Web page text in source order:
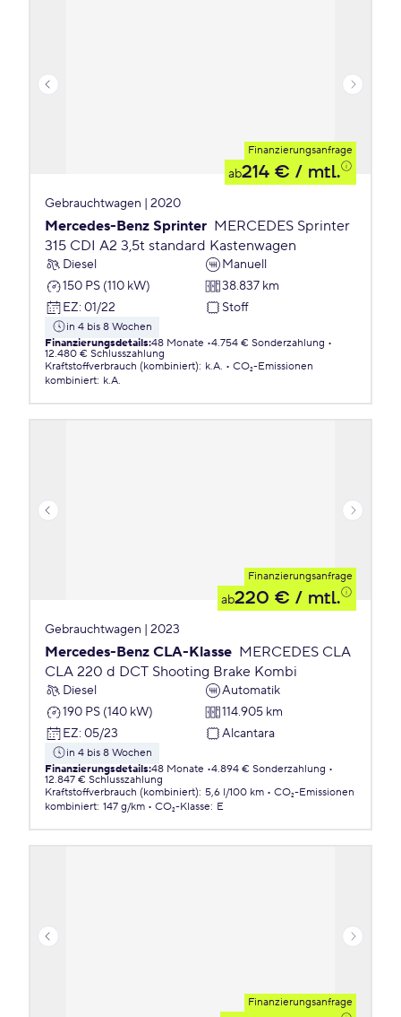
Finanzierungsanfrage
ab214 € / mtl.
Gebrauchtwagen | 2020
Mercedes-Benz Sprinter MERCEDES Sprinter
315 CDI A2 3,5t standard Kastenwagen
Diesel
Manuell
150 PS (110 kW)
38.837 km
EZ: 01/22 Stoff
in 4 bis 8 Wochen
Finanzierungsdetails:48 Monate 4.754 € Sonderzahlung
12.480 € Schlusszahlung
Kraftstoffverbrauch (kombiniert): k.A.
CO₂-Emissionen
kombiniert: k.A.
Finanzierungsanfrage
ab220 € / mtl.
Gebrauchtwagen | 2023
Mercedes-Benz CLA-Klasse MERCEDES CLA
CLA 220 d DCT Shooting Brake Kombi
Diesel
Automatik
190 PS (140 kW)
114.905 km
EZ: 05/23 Alcantara
in 4 bis 8 Wochen
Finanzierungsdetails:48 Monate 4.894 € Sonderzahlung
12.847 € Schlusszahlung
Kraftstoffverbrauch (kombiniert): 5,6 l/100 km
CO₂-Emissionen
kombiniert: 147 g/km CO₂-Klasse: E
Finanzierungsanfrage